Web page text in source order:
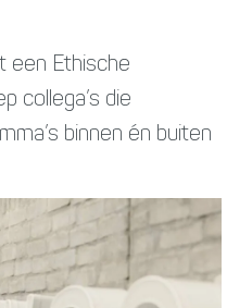
een Ethische
collega’s die
binnen én buiten